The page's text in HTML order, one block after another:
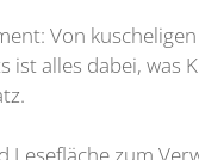
Von
alles dabei,